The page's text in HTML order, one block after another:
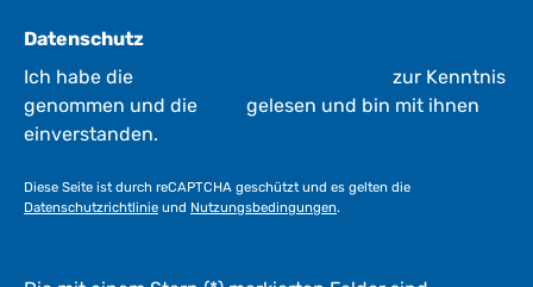
Datenschutz
Ich habe die
zur Kenntnis
genommen und die
gelesen und bin mit ihnen
einverstanden.
Diese Seite ist durch reCAPTCHA geschützt und es gelten die
Datenschutzrichtlinie und Nutzungsbedingungen.